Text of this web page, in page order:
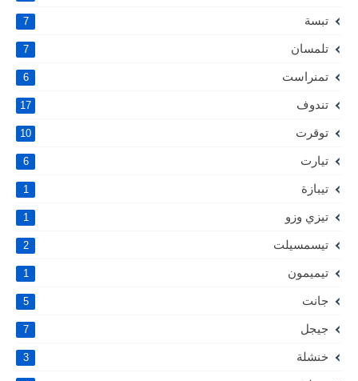
تبسة 7
تلمسان 7
تمنراست 6
تندوف 17
توقرت 10
تيارت 6
تيبازة 1
تيزي وزو 1
تيسمسيلت 2
تيميمون 1
جانت 5
جيجل 7
خنشلة 3